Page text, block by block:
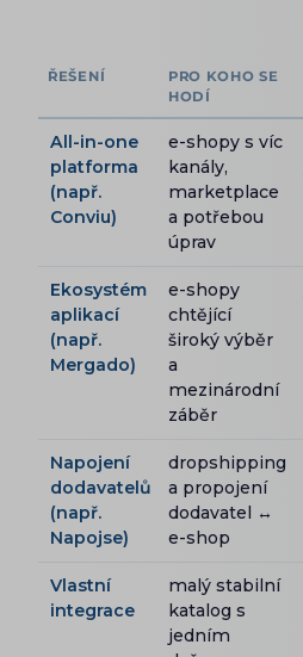
ŘEŠENÍ
PRO KOHO SE
HODÍ
All-in-one
platforma
(např.
Conviu)
e-shopy s víc
kanály,
marketplace
a potřebou
úprav
Ekosystém
aplikací
(např.
Mergado)
e-shopy
chtějící
široký výběr
a
mezinárodní
záběr
Napojení
dodavatelů
(např.
Napojse)
dropshipping
a propojení
dodavatel ↔
e-shop
Vlastní
integrace
malý stabilní
katalog s
jedním